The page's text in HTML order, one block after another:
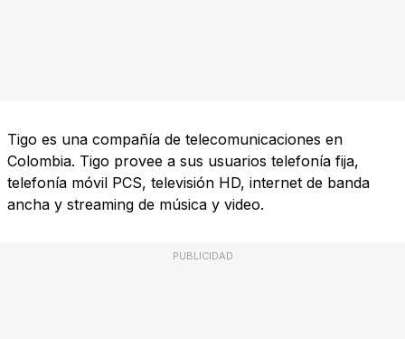
Tigo es una compañía de telecomunicaciones en
Colombia. Tigo provee a sus usuarios telefonía fija,
telefonía móvil PCS, televisión HD, internet de banda
ancha y streaming de música y video.
PUBLICIDAD